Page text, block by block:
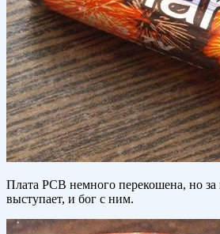
Плата РСВ немного перекошена, но за
выступает, и бог с ним.